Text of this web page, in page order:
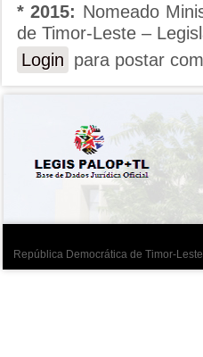
* 2015: Nomeado
de Timor-Leste –
Login para postar
República Democrática de Timor-